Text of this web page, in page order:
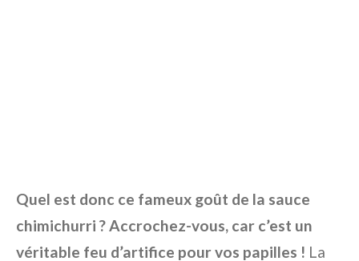
Quel est donc ce fameux goût de la sauce
chimichurri ? Accrochez-vous, car c’est un
véritable feu d’artifice pour vos papilles ! La